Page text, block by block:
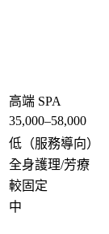
高端 SPA
35,000–58,000
低（服務導向）
全身護理/芳療
較固定
中